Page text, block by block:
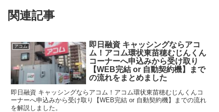
関連記事
アコム
即日融資 キャッシングならアコ
ム！アコム環状東苗穂むじんくん
コーナーへ申込みから受け取り
【WEB完結 or 自動契約機】まで
の流れをまとめました
即日融資 キャッシングならアコム！アコム環状東苗穂むじんくんコ
ーナーへ申込みから受け取り【WEB完結 or 自動契約機】までの流れ
を解説しました。